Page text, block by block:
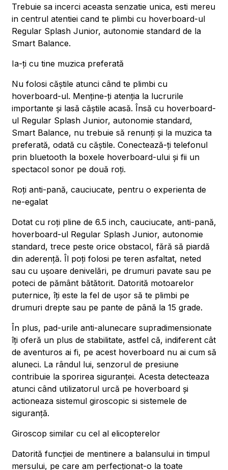
Trebuie sa incerci aceasta senzatie unica, esti mereu
in centrul atentiei cand te plimbi cu hoverboard-ul
Regular Splash Junior, autonomie standard de la
Smart Balance.
Ia-ți cu tine muzica preferată
Nu folosi căștile atunci când te plimbi cu
hoverboard-ul. Menține-ți atenția la lucrurile
importante și lasă căștile acasă. Însă cu hoverboard-
ul Regular Splash Junior, autonomie standard,
Smart Balance, nu trebuie să renunți și la muzica ta
preferată, odată cu căștile. Conectează-ți telefonul
prin bluetooth la boxele hoverboard-ului și fii un
spectacol sonor pe două roți.
Roți anti-pană, cauciucate, pentru o experienta de
ne-egalat
Dotat cu roți pline de 6.5 inch, cauciucate, anti-pană,
hoverboard-ul Regular Splash Junior, autonomie
standard, trece peste orice obstacol, fără să piardă
din aderență. Îl poți folosi pe teren asfaltat, neted
sau cu ușoare denivelări, pe drumuri pavate sau pe
poteci de pământ bătătorit. Datorită motoarelor
puternice, îți este la fel de ușor să te plimbi pe
drumuri drepte sau pe pante de până la 15 grade.
În plus, pad-urile anti-alunecare supradimensionate
îți oferă un plus de stabilitate, astfel că, indiferent cât
de aventuros ai fi, pe acest hoverboard nu ai cum să
aluneci. La rândul lui, senzorul de presiune
contribuie la sporirea siguranței. Acesta detecteaza
atunci când utilizatorul urcă pe hoverboard și
actioneaza sistemul giroscopic si sistemele de
siguranță.
Giroscop similar cu cel al elicopterelor
Datorită funcției de mentinere a balansului in timpul
mersului, pe care am perfecționat-o la toate